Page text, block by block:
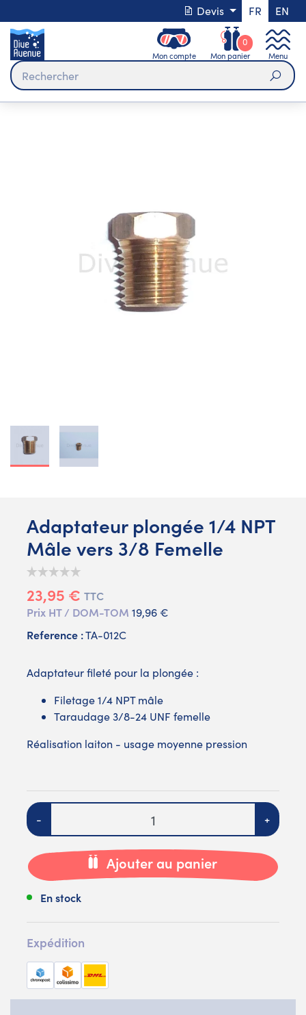
Devis FR EN
Mon compte Mon panier
0
Menu
Adaptateur plongée 1/4 NPT
Mâle vers 3/8 Femelle
23,95 € TTC
Prix HT / DOM-TOM 19,96 €
Reference :TA-012C
Adaptateur fileté pour la plongée :
Filetage 1/4 NPT mâle
Taraudage 3/8-24 UNF femelle
Réalisation laiton - usage moyenne pression
Quantité
- +
Ajouter au panier
En stock
Expédition